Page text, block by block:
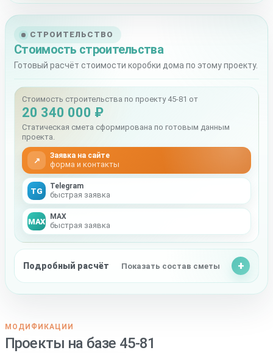
СТРОИТЕЛЬСТВО
Стоимость строительства
Готовый расчёт стоимости коробки дома по этому проекту.
Стоимость строительства по проекту 45-81 от
20 340 000 ₽
Статическая смета сформирована по готовым данным
проекта.
↗
Заявка на сайте
форма и контакты
TG
Telegram
быстрая заявка
MAX
MAX
быстрая заявка
Подробный расчёт Показать состав сметы
МОДИФИКАЦИИ
Проекты на базе 45-81